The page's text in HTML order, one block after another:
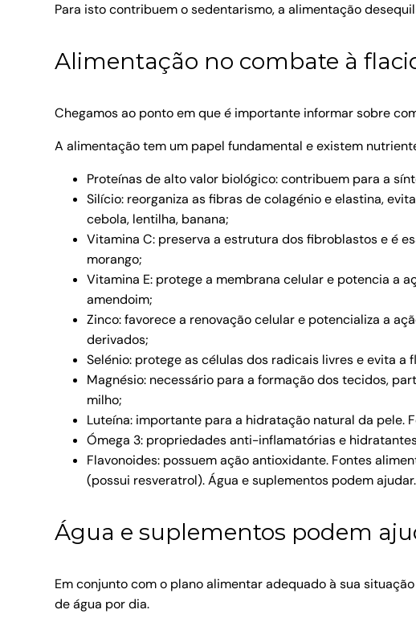
Para isto contribuem o sedentarismo, a alimentação
Alimentação no combate à
Chegamos ao ponto em que é importante informar sobre
A alimentação tem um papel fundamental e existem
Proteínas de alto valor biológico: contribuem para a
Silício: reorganiza as fibras de colagénio e elastina,
cebola, lentilha, banana;
Vitamina C: preserva a estrutura dos fibroblastos e é
morango;
Vitamina E: protege a membrana celular e potencia a
amendoim;
Zinco: favorece a renovação celular e potencializa a
derivados;
Selénio: protege as células dos radicais livres e evita
Magnésio: necessário para a formação dos tecidos,
milho;
Luteína: importante para a hidratação natural da pele.
Ómega 3: propriedades anti-inflamatórias e
Flavonoides: possuem ação antioxidante. Fontes
(possui resveratrol). Água e suplementos podem ajudar.
Água e suplementos podem
Em conjunto com o plano alimentar adequado à sua
de água por dia.